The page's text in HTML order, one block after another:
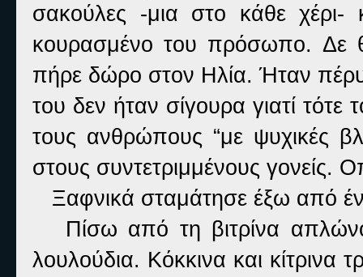
σακούλες -μια στο κάθε χέρι-
κουρασμένο του πρόσωπο. Δε
πήρε δώρο στον Ηλία. Ήταν
του δεν ήταν σίγουρα γιατί τότε
τους ανθρώπους “με ψυχικές
στους συντετριμμένους γονείς.
Ξαφνικά σταμάτησε έξω από
Πίσω από τη βιτρίνα
λουλούδια. Κόκκινα και κίτρινα